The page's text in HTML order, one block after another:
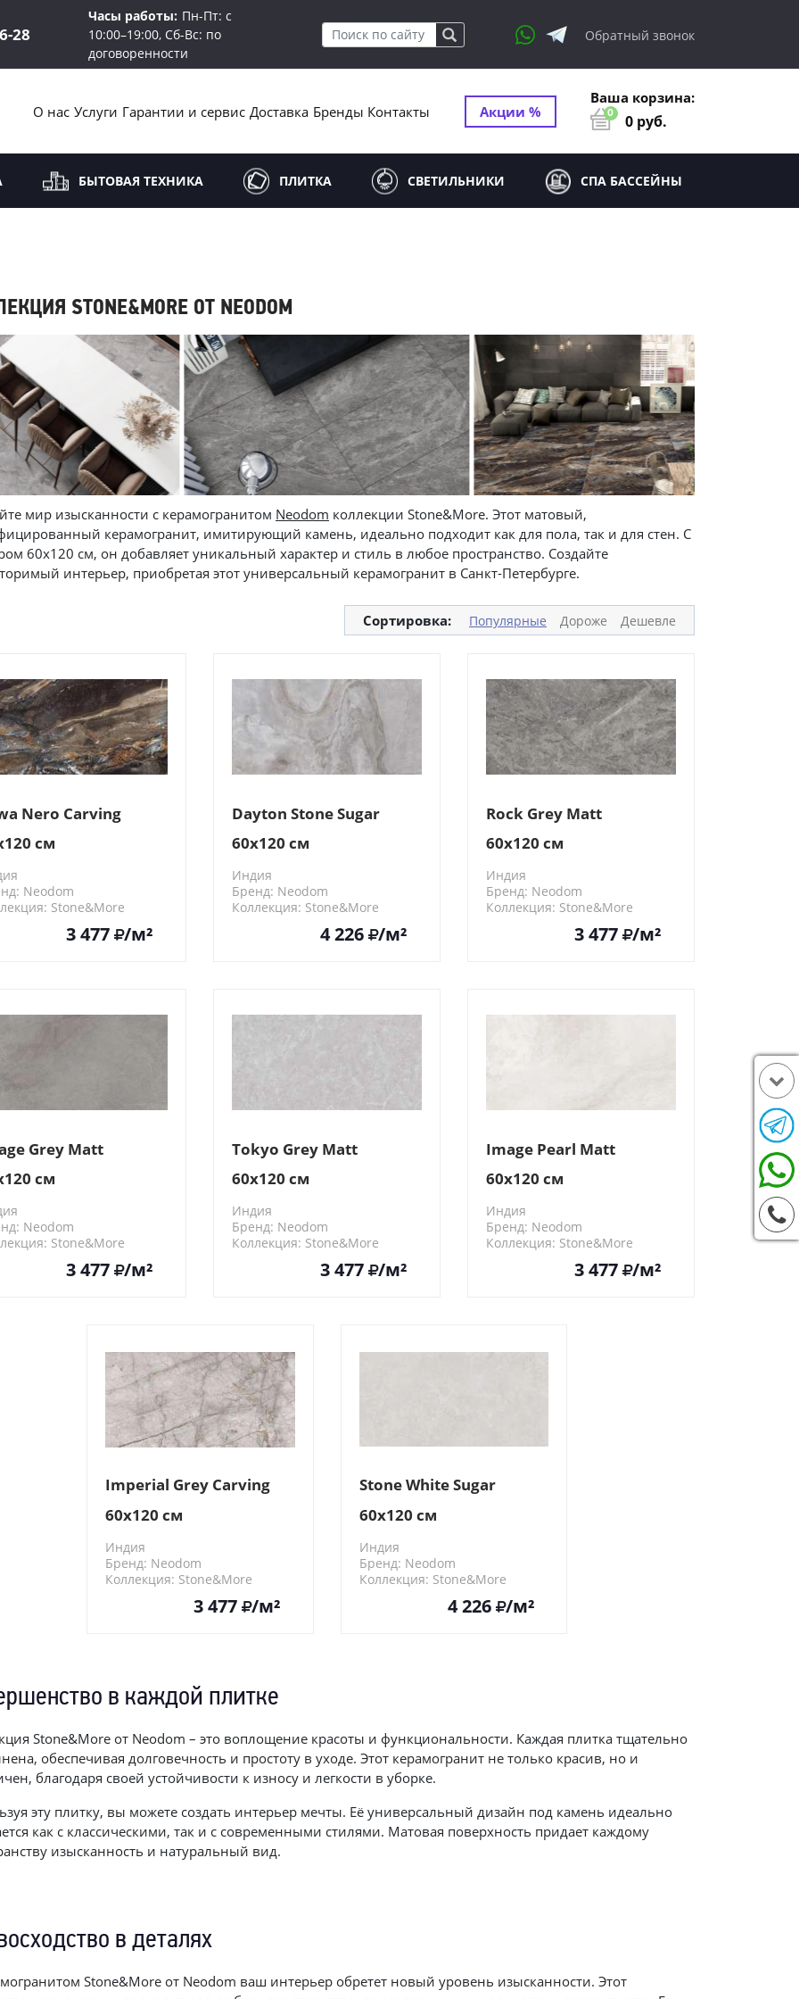
28
Часы работы: Пн-Пт: с
10:00–19:00, Сб-Вс: по
договоренности
Обратный звонок
О нас Услуги Гарантии и сервис Доставка Бренды Контакты Акции %
Ваша корзина:
0 0 руб.
БЫТОВАЯ ТЕХНИКА ПЛИТКА СВЕТИЛЬНИКИ СПА БАССЕЙНЫ
STONE&MORE ОТ NEODOM
мир изысканности с керамогранитом Neodom коллекции Stone&More. Этот матовый,
керамогранит, имитирующий камень, идеально подходит как для пола, так и для стен. С
60х120 см, он добавляет уникальный характер и стиль в любое пространство. Создайте
интерьер, приобретая этот универсальный керамогранит в Санкт-Петербурге.
Сортировка: Популярные Дороже Дешевле
Nero Carving
см
Neodom
Stone&More
3 477 /м²
Dayton Stone Sugar
60x120 см
Индия
Бренд: Neodom
Коллекция: Stone&More
4 226 /м²
Rock Grey Matt
60x120 см
Индия
Бренд: Neodom
Коллекция: Stone&More
3 477 /м²
Grey Matt
см
Neodom
Stone&More
3 477 /м²
Tokyo Grey Matt
60x120 см
Индия
Бренд: Neodom
Коллекция: Stone&More
3 477 /м²
Image Pearl Matt
60x120 см
Индия
Бренд: Neodom
Коллекция: Stone&More
3 477 /м²
Imperial Grey Carving
60x120 см
Индия
Бренд: Neodom
Коллекция: Stone&More
3 477 /м²
Stone White Sugar
60x120 см
Индия
Бренд: Neodom
Коллекция: Stone&More
4 226 /м²
в каждой плитке
Stone&More от Neodom – это воплощение красоты и функциональности. Каждая плитка тщательно
обеспечивая долговечность и простоту в уходе. Этот керамогранит не только красив, но и
благодаря своей устойчивости к износу и легкости в уборке.
эту плитку, вы можете создать интерьер мечты. Её универсальный дизайн под камень идеально
как с классическими, так и с современными стилями. Матовая поверхность придает каждому
изысканность и натуральный вид.
в деталях
Stone&More от Neodom ваш интерьер обретет новый уровень изысканности. Этот